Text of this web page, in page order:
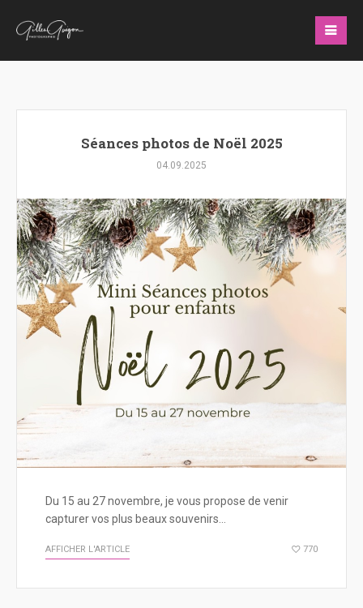
Séances photos de Noël 2025
04.09.2025
Du 15 au 27 novembre, je vous propose de venir
capturer vos plus beaux souvenirs…
AFFICHER L'ARTICLE 770